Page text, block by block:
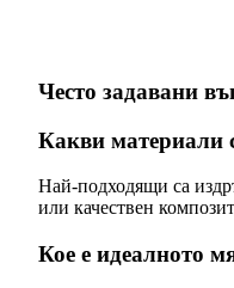
Често задавани
Какви материали
Най-подходящи са
или качествен
Кое е идеалното